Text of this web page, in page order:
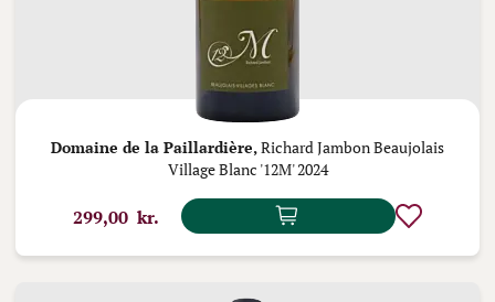
Domaine de la Paillardière, Richard Jambon Beaujolais
Village Blanc '12M' 2024
299,00 kr.